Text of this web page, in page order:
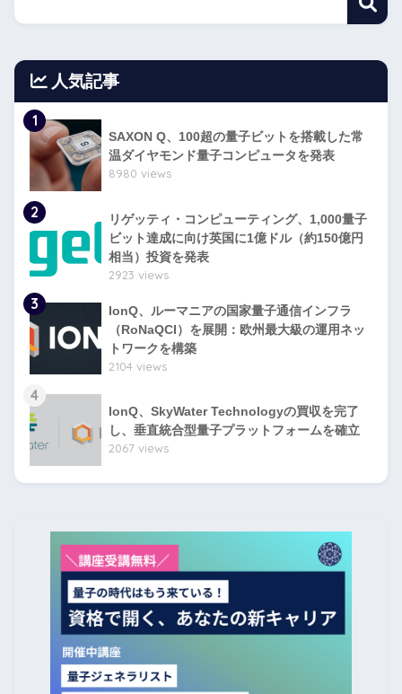
人気記事
1
SAXON Q、100超の量子ビットを搭載した常
温ダイヤモンド量子コンピュータを発表
8980 views
2
リゲッティ・コンピューティング、1,000量子
ビット達成に向け英国に1億ドル（約150億円
相当）投資を発表
2923 views
3
IonQ、ルーマニアの国家量子通信インフラ
（RoNaQCI）を展開：欧州最大級の運用ネッ
トワークを構築
2104 views
4
IonQ、SkyWater Technologyの買収を完了
し、垂直統合型量子プラットフォームを確立
2067 views